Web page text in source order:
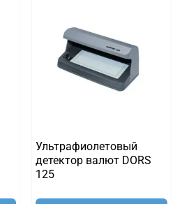
Ультрафиолетовый
детектор валют DORS
125